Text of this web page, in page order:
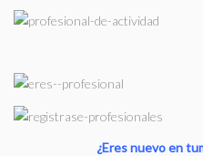
¿Eres nuevo en